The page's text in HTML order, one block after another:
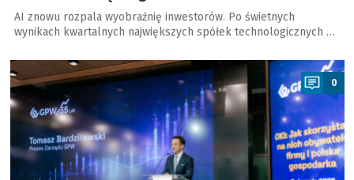
AI znowu rozpala wyobraźnię inwestorów. Po świetnych
wynikach kwartalnych największych spółek technologicznych …
a
0